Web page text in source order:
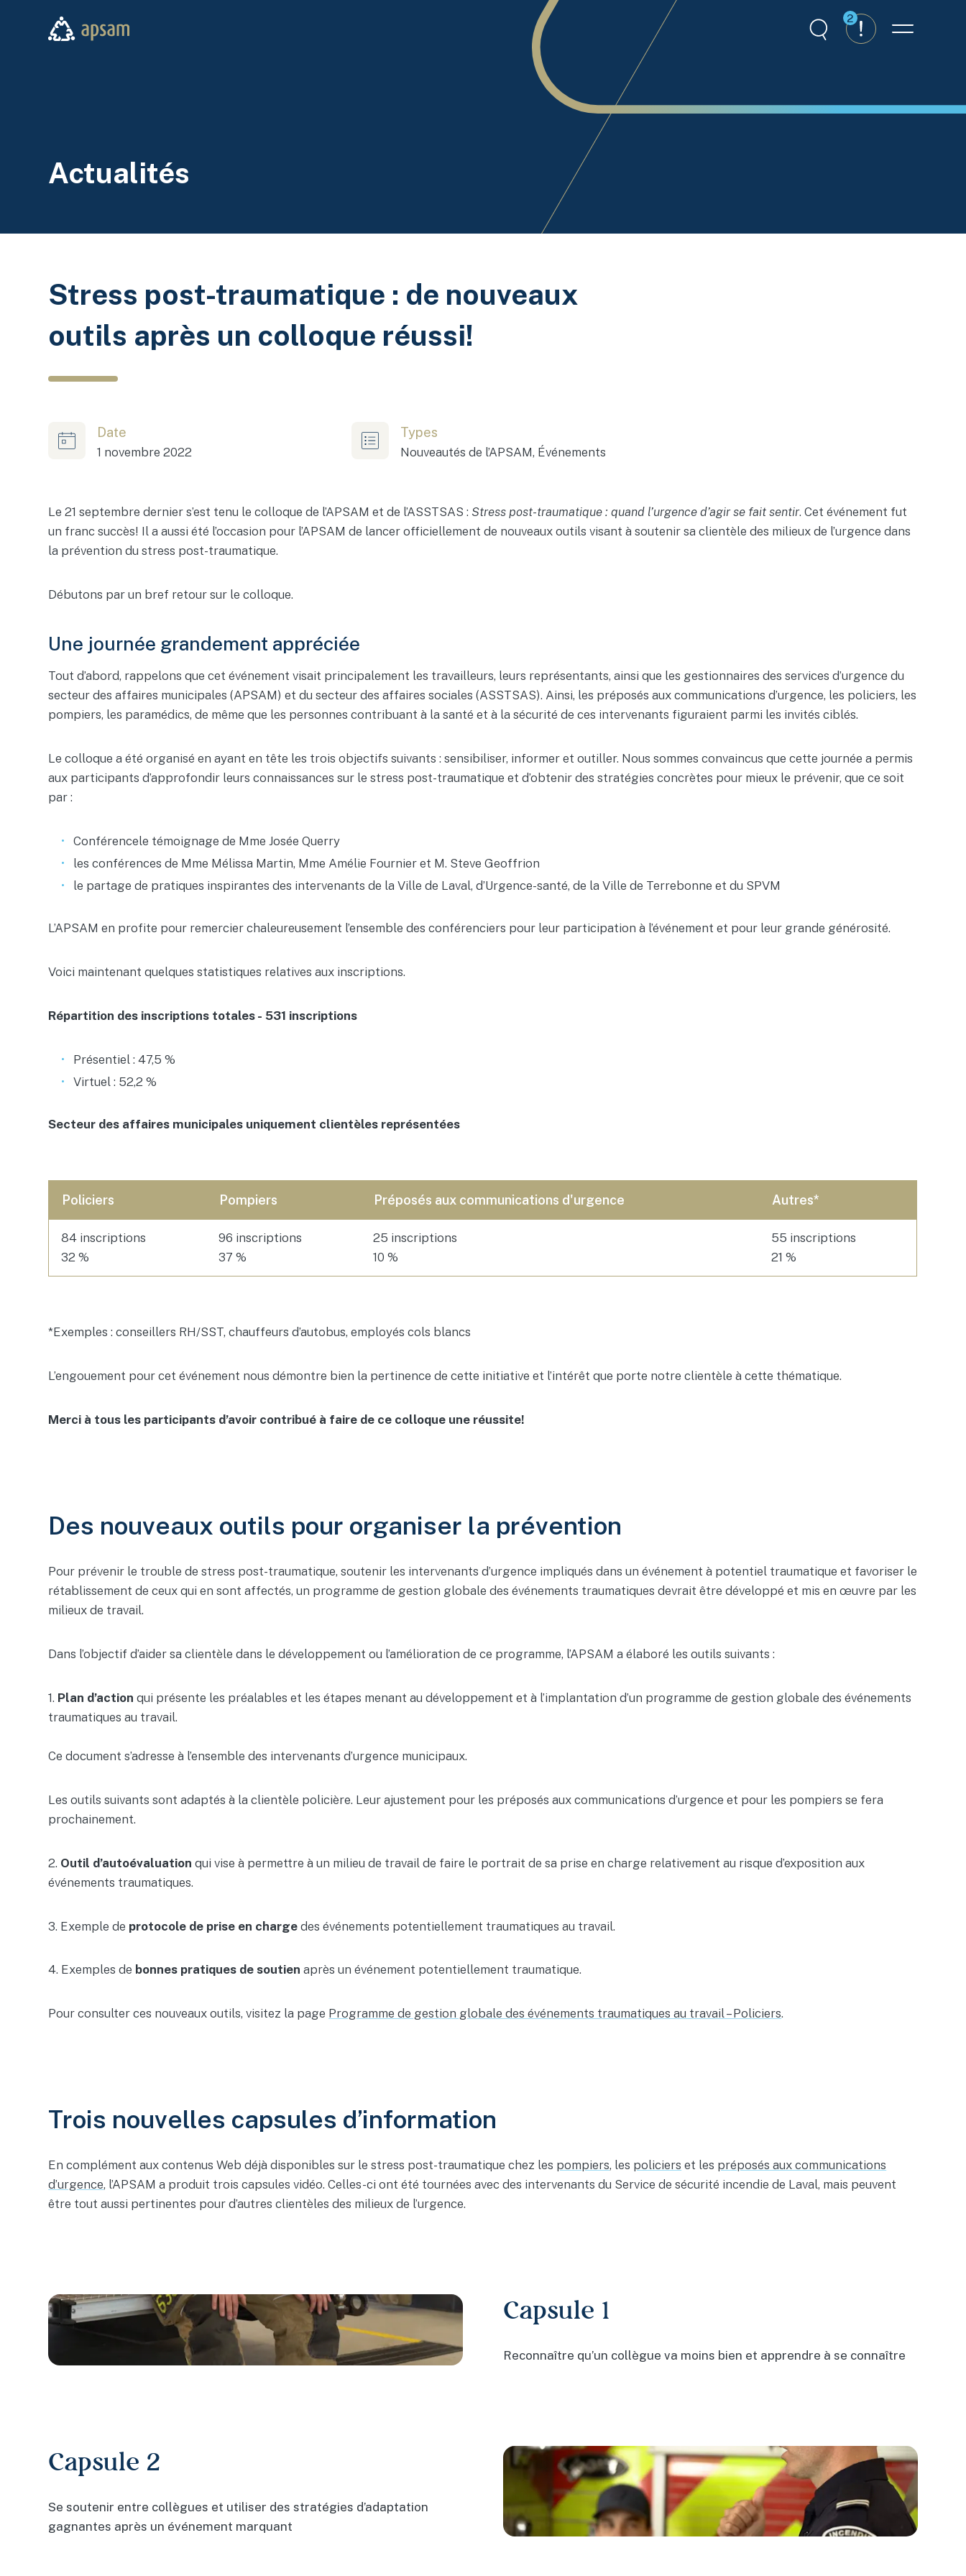
RechercheAlertes
2
Menu
Actualités
Stress post-traumatique : de nouveaux
outils après un colloque réussi!
Date
1 novembre 2022
Types
Nouveautés de l’APSAM, Événements
Le 21 septembre dernier s’est tenu le colloque de l’APSAM et de l’ASSTSAS : Stress post-traumatique : quand l’urgence d’agir se fait sentir. Cet événement fut
un franc succès! Il a aussi été l’occasion pour l’APSAM de lancer officiellement de nouveaux outils visant à soutenir sa clientèle des milieux de l’urgence dans
la prévention du stress post-traumatique.
Débutons par un bref retour sur le colloque.
Une journée grandement appréciée
Tout d’abord, rappelons que cet événement visait principalement les travailleurs, leurs représentants, ainsi que les gestionnaires des services d’urgence du
secteur des affaires municipales (APSAM) et du secteur des affaires sociales (ASSTSAS). Ainsi, les préposés aux communications d’urgence, les policiers, les
pompiers, les paramédics, de même que les personnes contribuant à la santé et à la sécurité de ces intervenants figuraient parmi les invités ciblés.
Le colloque a été organisé en ayant en tête les trois objectifs suivants : sensibiliser, informer et outiller. Nous sommes convaincus que cette journée a permis
aux participants d’approfondir leurs connaissances sur le stress post-traumatique et d’obtenir des stratégies concrètes pour mieux le prévenir, que ce soit
par :
Conférencele témoignage de Mme Josée Querry
les conférences de Mme Mélissa Martin, Mme Amélie Fournier et M. Steve Geoffrion
le partage de pratiques inspirantes des intervenants de la Ville de Laval, d’Urgence-santé, de la Ville de Terrebonne et du SPVM
L’APSAM en profite pour remercier chaleureusement l’ensemble des conférenciers pour leur participation à l’événement et pour leur grande générosité.
Voici maintenant quelques statistiques relatives aux inscriptions.
Répartition des inscriptions totales - 531 inscriptions
Présentiel : 47,5 %
Virtuel : 52,2 %
Secteur des affaires municipales uniquement clientèles représentées
Policiers Pompiers Préposés aux communications d'urgence Autres*
84 inscriptions
32 %
96 inscriptions
37 %
25 inscriptions
10 %
55 inscriptions
21 %
*Exemples : conseillers RH/SST, chauffeurs d’autobus, employés cols blancs
L’engouement pour cet événement nous démontre bien la pertinence de cette initiative et l’intérêt que porte notre clientèle à cette thématique.
Merci à tous les participants d’avoir contribué à faire de ce colloque une réussite!
Des nouveaux outils pour organiser la prévention
Pour prévenir le trouble de stress post-traumatique, soutenir les intervenants d’urgence impliqués dans un événement à potentiel traumatique et favoriser le
rétablissement de ceux qui en sont affectés, un programme de gestion globale des événements traumatiques devrait être développé et mis en œuvre par les
milieux de travail.
Dans l’objectif d’aider sa clientèle dans le développement ou l’amélioration de ce programme, l’APSAM a élaboré les outils suivants :
1. Plan d’action qui présente les préalables et les étapes menant au développement et à l’implantation d’un programme de gestion globale des événements
traumatiques au travail.
Ce document s’adresse à l’ensemble des intervenants d’urgence municipaux.
Les outils suivants sont adaptés à la clientèle policière. Leur ajustement pour les préposés aux communications d’urgence et pour les pompiers se fera
prochainement.
2. Outil d’autoévaluation qui vise à permettre à un milieu de travail de faire le portrait de sa prise en charge relativement au risque d’exposition aux
événements traumatiques.
3. Exemple de protocole de prise en charge des événements potentiellement traumatiques au travail.
4. Exemples de bonnes pratiques de soutien après un événement potentiellement traumatique.
Pour consulter ces nouveaux outils, visitez la page Programme de gestion globale des événements traumatiques au travail – Policiers.
Trois nouvelles capsules d’information
En complément aux contenus Web déjà disponibles sur le stress post-traumatique chez les pompiers, les policiers et les préposés aux communications
d’urgence, l’APSAM a produit trois capsules vidéo. Celles-ci ont été tournées avec des intervenants du Service de sécurité incendie de Laval, mais peuvent
être tout aussi pertinentes pour d’autres clientèles des milieux de l’urgence.
Capsule 1
Reconnaître qu’un collègue va moins bien et apprendre à se connaître
Capsule 2
Se soutenir entre collègues et utiliser des stratégies d’adaptation
gagnantes après un événement marquant